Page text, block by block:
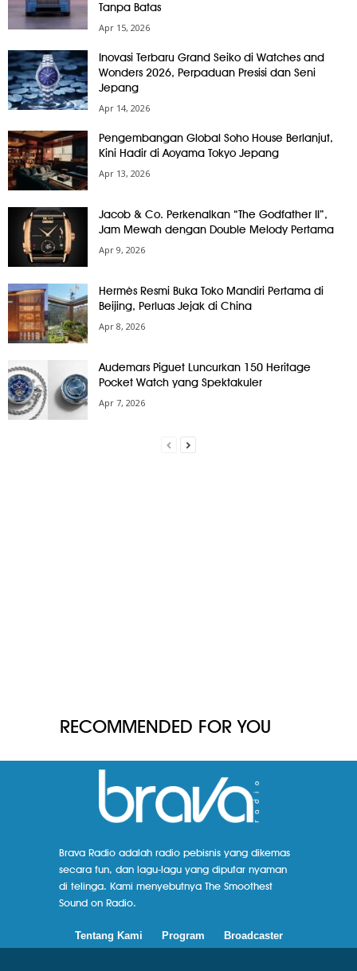
Tanpa Batas
Apr 15, 2026
Inovasi Terbaru Grand Seiko di Watches and
Wonders 2026, Perpaduan Presisi dan Seni
Jepang
Apr 14, 2026
Pengembangan Global Soho House Berlanjut,
Kini Hadir di Aoyama Tokyo Jepang
Apr 13, 2026
Jacob & Co. Perkenalkan “The Godfather II”,
Jam Mewah dengan Double Melody Pertama
Apr 9, 2026
Hermès Resmi Buka Toko Mandiri Pertama di
Beijing, Perluas Jejak di China
Apr 8, 2026
Audemars Piguet Luncurkan 150 Heritage
Pocket Watch yang Spektakuler
Apr 7, 2026
RECOMMENDED FOR YOU
Brava Radio adalah radio pebisnis yang dikemas
secara fun, dan lagu-lagu yang diputar nyaman
di telinga. Kami menyebutnya The Smoothest
Sound on Radio.
Tentang Kami Program Broadcaster